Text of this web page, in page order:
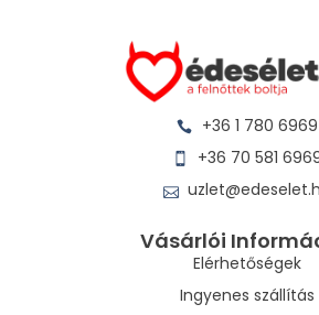
+36 1 780 6969
+36 70 581
Vásárlói
Elérhetőségek
Ingyenes szállítás